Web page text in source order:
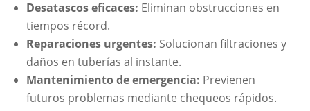
Desatascos eficaces: Eliminan obstrucciones en
tiempos récord.
Reparaciones urgentes: Solucionan filtraciones y
daños en tuberías al instante.
Mantenimiento de emergencia: Previenen
futuros problemas mediante chequeos rápidos.